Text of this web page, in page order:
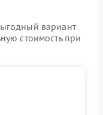
вариант
стоимость при